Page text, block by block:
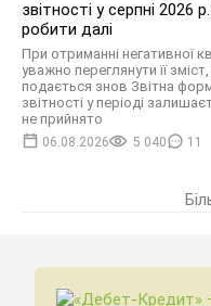
звітності у серпні 2026
робити далі
При отриманні негативної
уважно переглянути її
подається знов Звітна
звітності у періоді
не прийнято
06.08.2026 5 040 11